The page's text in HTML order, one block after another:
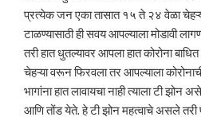
प्रत्येक जन एका तासात १५ ते २४ वेळा
टाळण्यासाठी ही सवय आपल्याला मोडावी
तरी हात धुतल्यावर आपला हात कोरोना
चेहऱ्या वरून फिरवला तर आपल्याला
भागांना हात लावायचा नाही त्याला टी झोन
आणि तोंड येते. हे टी झोन महत्वाचे असले तरी